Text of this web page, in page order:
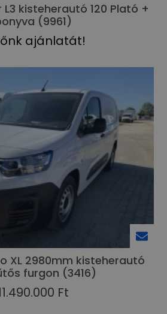
kisteherautó 120 Plató +
(9961)
ajánlatát!
XL 2980mm kisteherautó
furgon (3416)
Ft